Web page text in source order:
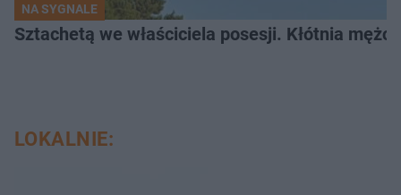
NA SYGNALE
Sztachetą we właściciela posesji. Kłótnia
LOKALNIE: